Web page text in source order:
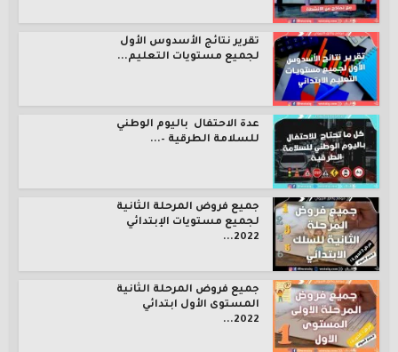
تقرير نتائج الأسدوس الأول
لجميع مستويات التعليم...
عدة الاحتفال باليوم الوطني
للسلامة الطرقية –...
جميع فروض المرحلة الثانية
لجميع مستويات الإبتدائي
2022...
جميع فروض المرحلة الثانية
المستوى الأول ابتدائي
2022...